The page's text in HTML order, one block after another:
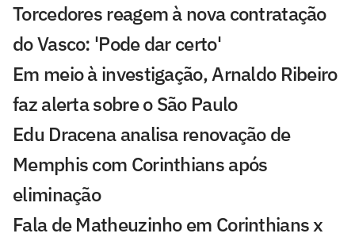
Torcedores reagem à nova contratação
do Vasco: 'Pode dar certo'
Em meio à investigação, Arnaldo Ribeiro
faz alerta sobre o São Paulo
Edu Dracena analisa renovação de
Memphis com Corinthians após
eliminação
Fala de Matheuzinho em Corinthians x